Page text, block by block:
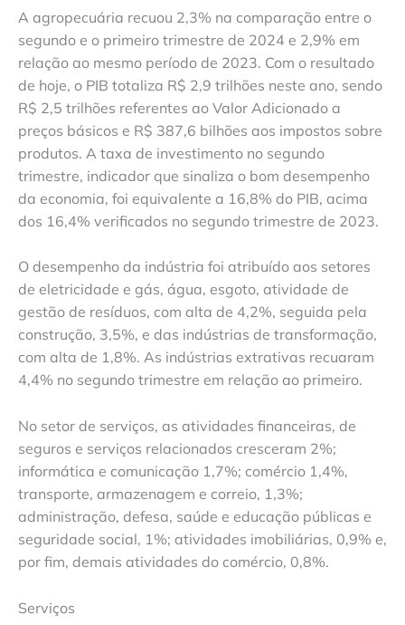
A agropecuária recuou 2,3% na comparação entre o
segundo e o primeiro trimestre de 2024 e 2,9% em
relação ao mesmo período de 2023. Com o resultado
de hoje, o PIB totaliza R$ 2,9 trilhões neste ano, sendo
R$ 2,5 trilhões referentes ao Valor Adicionado a
preços básicos e R$ 387,6 bilhões aos impostos sobre
produtos. A taxa de investimento no segundo
trimestre, indicador que sinaliza o bom desempenho
da economia, foi equivalente a 16,8% do PIB, acima
dos 16,4% verificados no segundo trimestre de 2023.
O desempenho da indústria foi atribuído aos setores
de eletricidade e gás, água, esgoto, atividade de
gestão de resíduos, com alta de 4,2%, seguida pela
construção, 3,5%, e das indústrias de transformação,
com alta de 1,8%. As indústrias extrativas recuaram
4,4% no segundo trimestre em relação ao primeiro.
No setor de serviços, as atividades financeiras, de
seguros e serviços relacionados cresceram 2%;
informática e comunicação 1,7%; comércio 1,4%,
transporte, armazenagem e correio, 1,3%;
administração, defesa, saúde e educação públicas e
seguridade social, 1%; atividades imobiliárias, 0,9% e,
por fim, demais atividades do comércio, 0,8%.
Serviços